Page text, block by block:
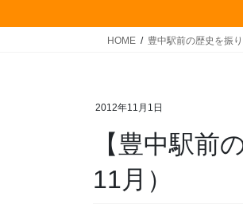
HOME 豊中駅前の歴史を振
2012年11月1日
【豊中駅前
11月）